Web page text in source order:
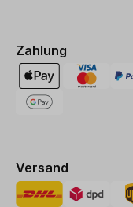
Zahlung
Versand